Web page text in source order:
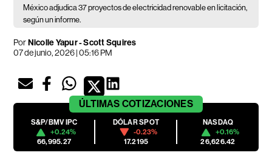
México adjudica 37 proyectos de electricidad renovable en licitación,
según un informe.
PorNicolle Yapur - Scott Squires
07 de junio, 2026 | 05:16 PM
ÚLTIMAS COTIZACIONES
S&P/BMV IPC
+0.24%
66,995.27
DÓLAR SPOT
-0.23%
17.2195
NASDAQ
+0.16%
26,626.42